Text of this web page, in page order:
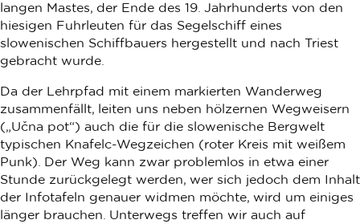
langen Mastes, der Ende des 19. Jahrhunderts von den
hiesigen Fuhrleuten für das Segelschiff eines
slowenischen Schiffbauers hergestellt und nach Triest
gebracht wurde.
Da der Lehrpfad mit einem markierten Wanderweg
zusammenfällt, leiten uns neben hölzernen Wegweisern
(„Učna pot“) auch die für die slowenische Bergwelt
typischen Knafelc-Wegzeichen (roter Kreis mit weißem
Punk). Der Weg kann zwar problemlos in etwa einer
Stunde zurückgelegt werden, wer sich jedoch dem Inhalt
der Infotafeln genauer widmen möchte, wird um einiges
länger brauchen. Unterwegs treffen wir auch auf